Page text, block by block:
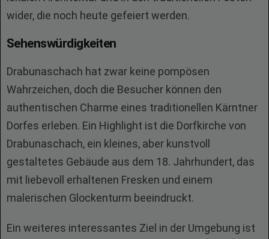
wider, die noch heute gefeiert werden.
Sehenswürdigkeiten
Drabunaschach hat zwar keine pompösen
Wahrzeichen, doch die Besucher können den
authentischen Charme eines traditionellen Kärntner
Dorfes erleben. Ein Highlight ist die Dorfkirche von
Drabunaschach, ein kleines, aber kunstvoll
gestaltetes Gebäude aus dem 18. Jahrhundert, das
mit liebevoll erhaltenen Fresken und einem
malerischen Glockenturm beeindruckt.
Ein weiteres interessantes Ziel in der Umgebung ist